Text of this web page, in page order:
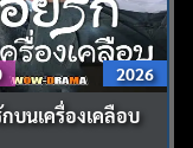
2026
บนเครื่องเคลือบ